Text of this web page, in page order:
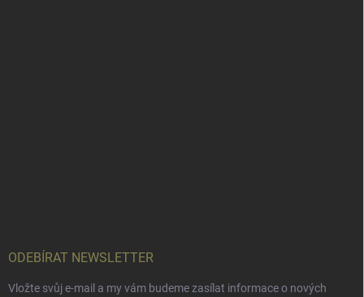
ODEBÍRAT NEWSLETTER
Vložte svůj e-mail a my vám budeme zasílat informace o nových